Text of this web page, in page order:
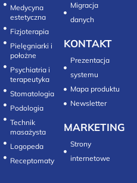
Medycyna
estetyczna
Fizjoterapia
Pielęgniarki i
położne
Psychiatria i
terapeutyka
Stomatologia
Technik
masażysta
Logopeda
Migracja
danych
KONTAKT
Prezentacja
systemu
Mapa produktu
Newsletter
MARKETING
Strony
internetowe